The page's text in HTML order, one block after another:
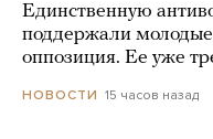
Единственную
поддержали
оппозиция. Ее уже
НОВОСТИ 15 часов назад